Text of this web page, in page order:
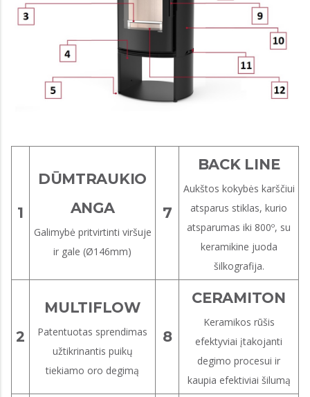
1
DŪMTRAUKIO
ANGA
Galimybė pritvirtinti viršuje
ir gale (Ø146mm)
7
BACK LINE
Aukštos kokybės karščiui
atsparus stiklas, kurio
atsparumas iki 800º, su
keramikine juoda
šilkografija.
2
MULTIFLOW
Patentuotas sprendimas
užtikrinantis puikų
tiekiamo oro degimą
8
CERAMITON
Keramikos rūšis
efektyviai įtakojanti
degimo procesui ir
kaupia efektiviai šilumą